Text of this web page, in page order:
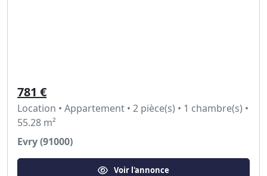
781 €
Location • Appartement • 2 pièce(s) • 1 chambre(s) •
55.28 m²
Evry (91000)
Voir l'annonce